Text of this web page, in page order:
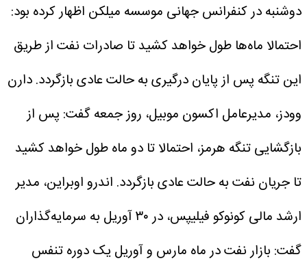
دوشنبه در کنفرانس جهانی موسسه میلکن اظهار کرده بود:
احتمالا ماه‌ها طول خواهد کشید تا صادرات نفت از طریق
این تنگه پس از پایان درگیری به حالت عادی بازگردد.دارن
وودز، مدیرعامل اکسون موبیل، روز جمعه گفت: پس از
بازگشایی تنگه هرمز، احتمالا تا دو ماه طول خواهد کشید
تا جریان نفت به حالت عادی بازگردد. اندرو اوبراین، مدیر
ارشد مالی کونوکو فیلیپس، در ۳۰ آوریل به سرمایه‌گذاران
گفت: بازار نفت در ماه مارس و آوریل یک دوره تنفس